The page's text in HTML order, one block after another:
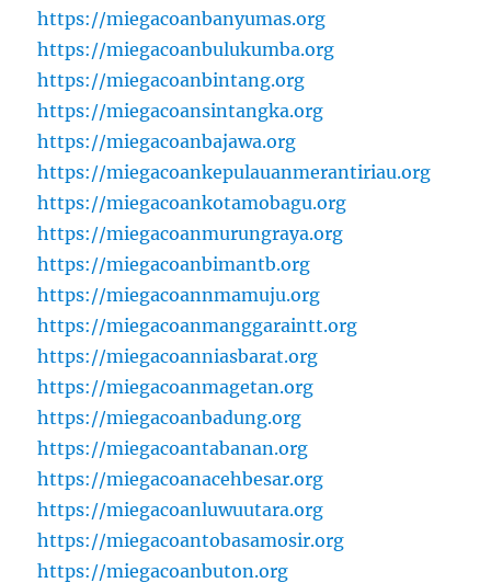
https://miegacoanbanyumas.org
https://miegacoanbulukumba.org
https://miegacoanbintang.org
https://miegacoansintangka.org
https://miegacoanbajawa.org
https://miegacoankepulauanmerantiriau.org
https://miegacoankotamobagu.org
https://miegacoanmurungraya.org
https://miegacoanbimantb.org
https://miegacoannmamuju.org
https://miegacoanmanggaraintt.org
https://miegacoanniasbarat.org
https://miegacoanmagetan.org
https://miegacoanbadung.org
https://miegacoantabanan.org
https://miegacoanacehbesar.org
https://miegacoanluwuutara.org
https://miegacoantobasamosir.org
https://miegacoanbuton.org